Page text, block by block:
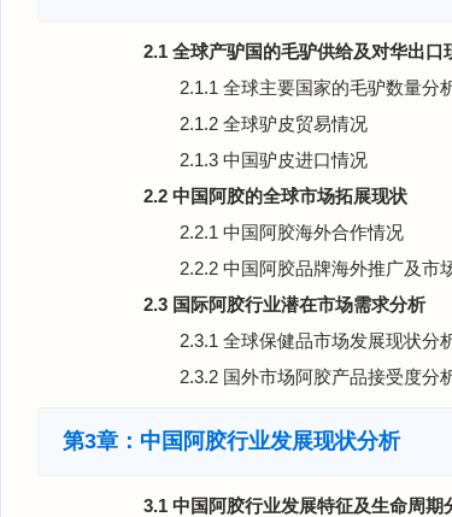
2.1 全球产驴国的毛驴供给及对华出口
2.1.1 全球主要国家的毛驴数量分
2.1.2 全球驴皮贸易情况
2.1.3 中国驴皮进口情况
2.2 中国阿胶的全球市场拓展现状
2.2.1 中国阿胶海外合作情况
2.2.2 中国阿胶品牌海外推广及市
2.3 国际阿胶行业潜在市场需求分析
2.3.1 全球保健品市场发展现状分
2.3.2 国外市场阿胶产品接受度分
第3章：中国阿胶行业发展现状分析
3.1 中国阿胶行业发展特征及生命周期